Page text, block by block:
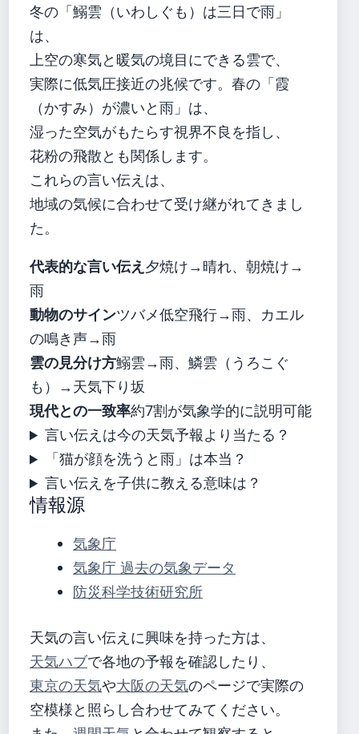
冬の「鰯雲（いわしぐも）は三日で雨」
は、
上空の寒気と暖気の境目にできる雲で、
実際に低気圧接近の兆候です。春の「霞
（かすみ）が濃いと雨」は、
湿った空気がもたらす視界不良を指し、
花粉の飛散とも関係します。
これらの言い伝えは、
地域の気候に合わせて受け継がれてきまし
た。
代表的な言い伝え 夕焼け→晴れ、朝焼け→
雨
動物のサインツバメ低空飛行→雨、カエル
の鳴き声→雨
雲の見分け方鰯雲→雨、鱗雲（うろこぐ
も）→天気下り坂
現代との一致率約7割が気象学的に説明可能
言い伝えは今の天気予報より当たる？
「猫が顔を洗うと雨」は本当？
言い伝えを子供に教える意味は？
情報源
気象庁
気象庁 過去の気象データ
防災科学技術研究所
天気の言い伝えに興味を持った方は、
天気ハブで各地の予報を確認したり、
東京の天気や大阪の天気のページで実際の
空模様と照らし合わせてみてください。